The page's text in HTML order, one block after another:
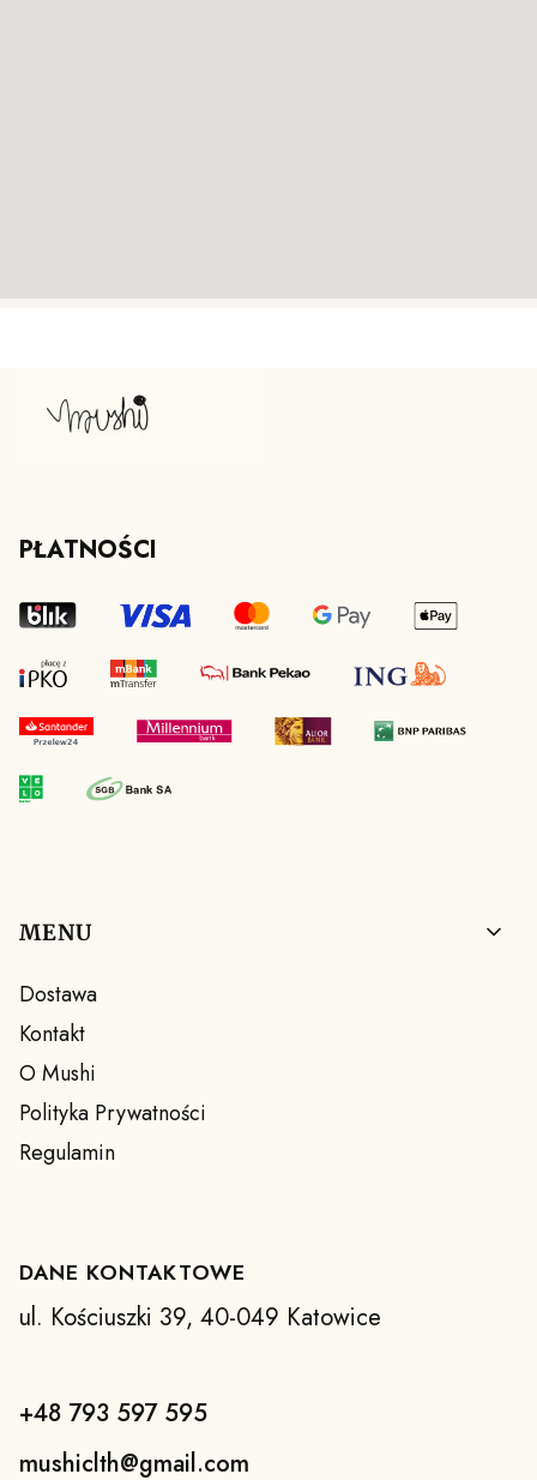
PŁATNOŚCI
Linki w stopce
MENU
Dostawa
Kontakt
O Mushi
Polityka Prywatności
Regulamin
DANE KONTAKTOWE
ul. Kościuszki 39, 40-049 Katowice
+48 793 597 595
mushiclth@gmail.com